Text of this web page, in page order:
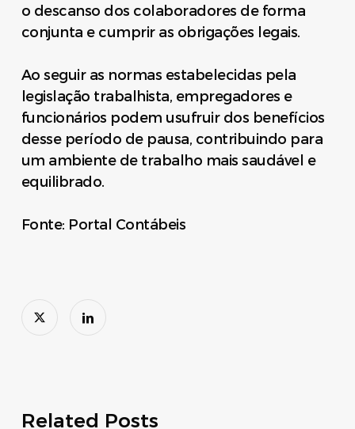
o descanso dos colaboradores de forma
conjunta e cumprir as obrigações legais.
Ao seguir as normas estabelecidas pela
legislação trabalhista, empregadores e
funcionários podem usufruir dos benefícios
desse período de pausa, contribuindo para
um ambiente de trabalho mais saudável e
equilibrado.
Fonte: Portal Contábeis
Related Posts